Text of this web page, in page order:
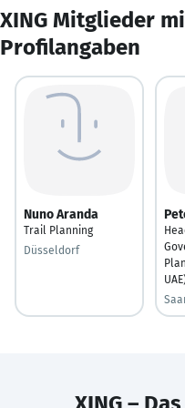
XING Mitglieder
Profilangaben
Nuno Aranda
Trail Planning
Düsseldorf